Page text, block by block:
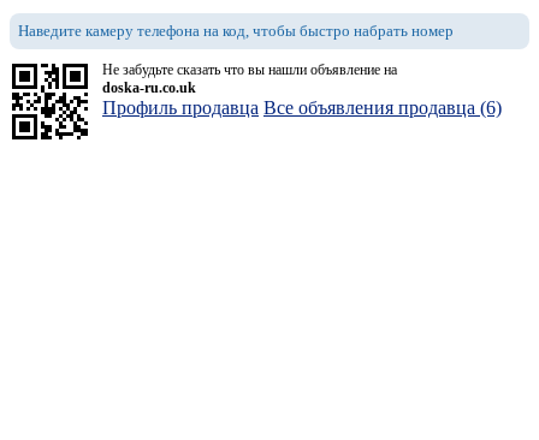
Наведите камеру телефона на код, чтобы быстро набрать номер
Не забудьте сказать что вы нашли объявление на
doska-ru.co.uk
Профиль продавца Все объявления продавца (6)